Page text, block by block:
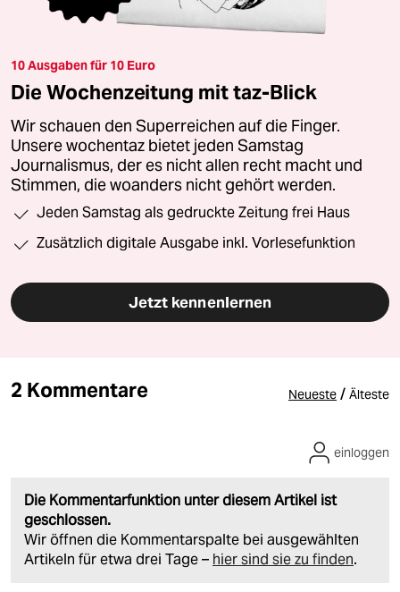
10 Ausgaben für 10 Euro
Die Wochenzeitung mit taz-Blick
Wir schauen den Superreichen auf die Finger.
Unsere wochentaz bietet jeden Samstag
Journalismus, der es nicht allen recht macht und
Stimmen, die woanders nicht gehört werden.
Jeden Samstag als gedruckte Zeitung frei Haus
Zusätzlich digitale Ausgabe inkl. Vorlesefunktion
Jetzt kennenlernen
2 Kommentare Neueste / Älteste
Die Kommentarfunktion unter diesem Artikel ist
geschlossen.
Wir öffnen die Kommentarspalte bei ausgewählten
Artikeln für etwa drei Tage – hier sind sie zu finden.
einloggen